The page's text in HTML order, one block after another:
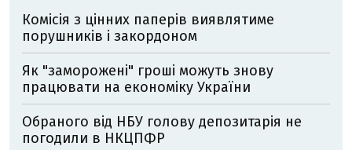
Комісія з цінних паперів виявлятиме
порушників і закордоном
Як "заморожені" гроші можуть знову
працювати на економіку України
Обраного від НБУ голову депозитарія не
погодили в НКЦПФР